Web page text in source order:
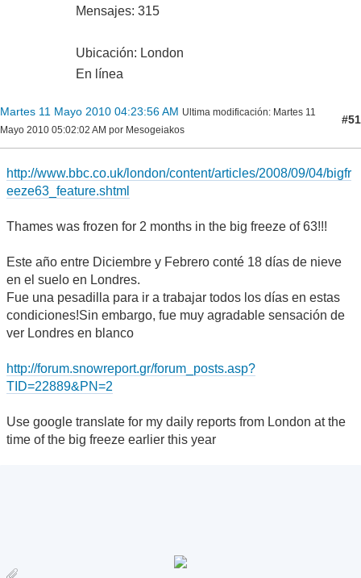
Mensajes: 315
Ubicación: London
En línea
Martes 11 Mayo 2010 04:23:56 AM Ultima modificación: Martes 11
Mayo 2010 05:02:02 AM por Mesogeiakos
#51
http://www.bbc.co.uk/london/content/articles/2008/09/04/bigfr
eeze63_feature.shtml
Thames was frozen for 2 months in the big freeze of 63!!!
Este año entre Diciembre y Febrero conté 18 días de nieve
en el suelo en Londres.
Fue una pesadilla para ir a trabajar todos los días en estas
condiciones!Sin embargo, fue muy agradable sensación de
ver Londres en blanco
http://forum.snowreport.gr/forum_posts.asp?
TID=22889&PN=2
Use google translate for my daily reports from London at the
time of the big freeze earlier this year